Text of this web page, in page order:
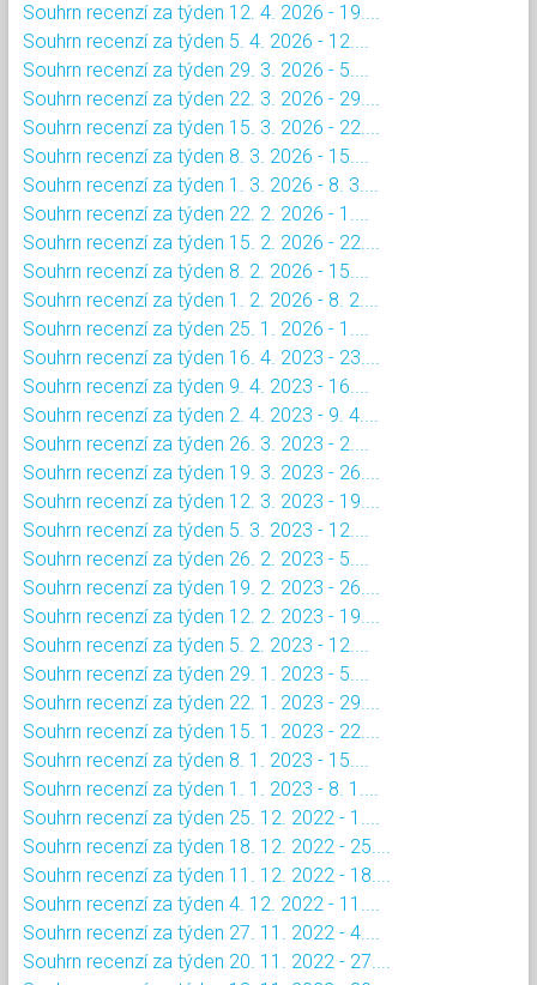
Souhrn recenzí za týden 12. 4. 2026 - 19....
Souhrn recenzí za týden 5. 4. 2026 - 12....
Souhrn recenzí za týden 29. 3. 2026 - 5....
Souhrn recenzí za týden 22. 3. 2026 - 29....
Souhrn recenzí za týden 15. 3. 2026 - 22....
Souhrn recenzí za týden 8. 3. 2026 - 15....
Souhrn recenzí za týden 1. 3. 2026 - 8. 3....
Souhrn recenzí za týden 22. 2. 2026 - 1....
Souhrn recenzí za týden 15. 2. 2026 - 22....
Souhrn recenzí za týden 8. 2. 2026 - 15....
Souhrn recenzí za týden 1. 2. 2026 - 8. 2....
Souhrn recenzí za týden 25. 1. 2026 - 1....
Souhrn recenzí za týden 16. 4. 2023 - 23....
Souhrn recenzí za týden 9. 4. 2023 - 16....
Souhrn recenzí za týden 2. 4. 2023 - 9. 4....
Souhrn recenzí za týden 26. 3. 2023 - 2....
Souhrn recenzí za týden 19. 3. 2023 - 26....
Souhrn recenzí za týden 12. 3. 2023 - 19....
Souhrn recenzí za týden 5. 3. 2023 - 12....
Souhrn recenzí za týden 26. 2. 2023 - 5....
Souhrn recenzí za týden 19. 2. 2023 - 26....
Souhrn recenzí za týden 12. 2. 2023 - 19....
Souhrn recenzí za týden 5. 2. 2023 - 12....
Souhrn recenzí za týden 29. 1. 2023 - 5....
Souhrn recenzí za týden 22. 1. 2023 - 29....
Souhrn recenzí za týden 15. 1. 2023 - 22....
Souhrn recenzí za týden 8. 1. 2023 - 15....
Souhrn recenzí za týden 1. 1. 2023 - 8. 1....
Souhrn recenzí za týden 25. 12. 2022 - 1....
Souhrn recenzí za týden 18. 12. 2022 - 25....
Souhrn recenzí za týden 11. 12. 2022 - 18....
Souhrn recenzí za týden 4. 12. 2022 - 11....
Souhrn recenzí za týden 27. 11. 2022 - 4....
Souhrn recenzí za týden 20. 11. 2022 - 27....